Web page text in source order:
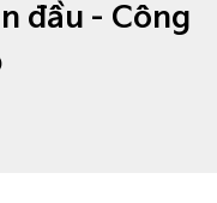
đầu - Công